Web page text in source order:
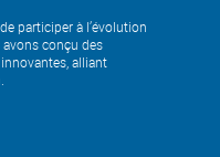
participer à l’évolution
conçu des
alliant